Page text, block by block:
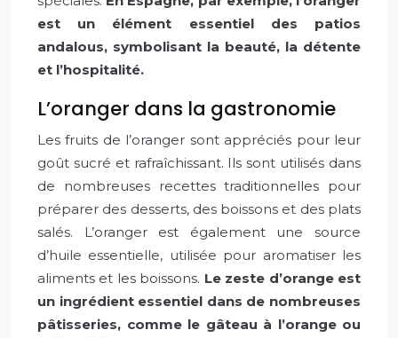
est un élément essentiel des patios
andalous, symbolisant la beauté, la détente
et l’hospitalité.
L’oranger dans la gastronomie
Les fruits de l’oranger sont appréciés pour leur
goût sucré et rafraîchissant. Ils sont utilisés dans
de nombreuses recettes traditionnelles pour
préparer des desserts, des boissons et des plats
salés. L’oranger est également une source
d’huile essentielle, utilisée pour aromatiser les
aliments et les boissons. Le zeste d’orange est
un ingrédient essentiel dans de nombreuses
pâtisseries, comme le gâteau à l’orange ou